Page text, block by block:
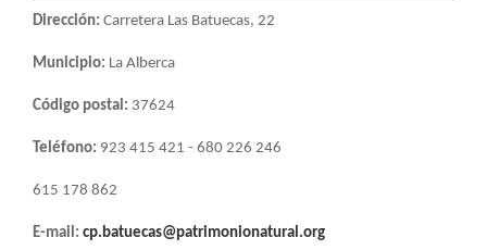
Dirección: Carretera Las Batuecas, 22
Municipio: La Alberca
Código postal: 37624
Teléfono: 923 415 421 - 680 226 246
615 178 862
E-mail: cp.batuecas@patrimonionatural.org